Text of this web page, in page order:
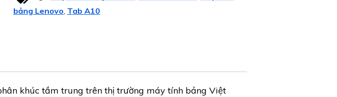
bảng Lenovo, Tab A10
khúc tầm trung trên thị trường máy tính bảng Việt